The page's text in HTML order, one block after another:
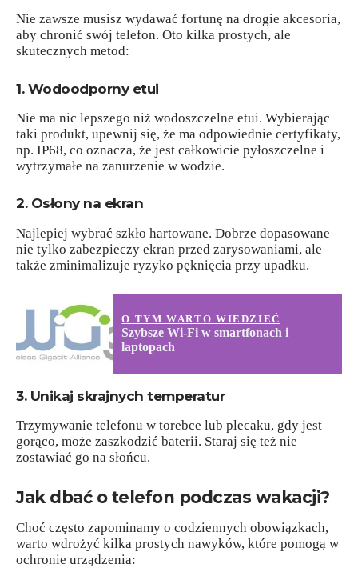
Nie zawsze musisz wydawać fortunę na drogie akcesoria,
aby chronić swój telefon. Oto kilka prostych, ale
skutecznych metod:
1. Wodoodporny etui
Nie ma nic lepszego niż wodoszczelne etui. Wybierając
taki produkt, upewnij się, że ma odpowiednie certyfikaty,
np. IP68, co oznacza, że jest całkowicie pyłoszczelne i
wytrzymałe na zanurzenie w wodzie.
2. Osłony na ekran
Najlepiej wybrać szkło hartowane. Dobrze dopasowane
nie tylko zabezpieczy ekran przed zarysowaniami, ale
także zminimalizuje ryzyko pęknięcia przy upadku.
O TYM WARTO WIEDZIEĆ
Szybsze Wi-Fi w smartfonach i
laptopach
3. Unikaj skrajnych temperatur
Trzymywanie telefonu w torebce lub plecaku, gdy jest
gorąco, może zaszkodzić baterii. Staraj się też nie
zostawiać go na słońcu.
Jak dbać o telefon podczas wakacji?
Choć często zapominamy o codziennych obowiązkach,
warto wdrożyć kilka prostych nawyków, które pomogą w
ochronie urządzenia: